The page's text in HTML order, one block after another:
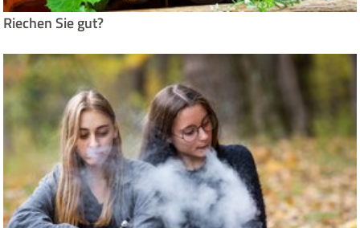
Riechen Sie gut?